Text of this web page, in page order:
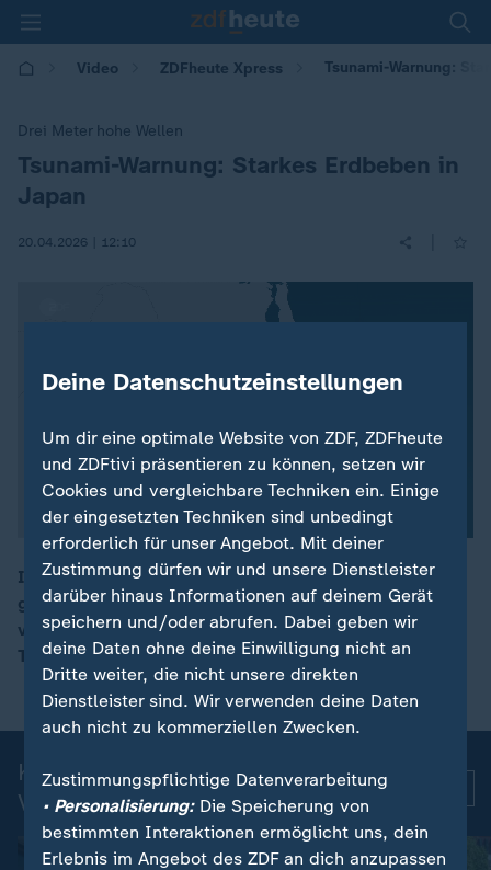
Video ZDFheute Xpress Tsunami-Warnung:
Drei Meter hohe Wellen
:
Tsunami-Warnung: Starkes Erdbeben in
Japan
20.04.2026 | 12:10
00:10
Im Norden Japans hat es ein Erdbeben der Stärke 7,4
gegeben. Die japanische Meteorologiebehörde warnt
vor bis zu drei Meter hohen Wellen. Zudem wurde eine
Tsunami-Warnung ausgesprochen.
Kurznachrichten: Aktuelle
Videos
Deine Datenschutzeinstellungen
Um dir eine optimale Website von ZDF, ZDFheute
und ZDFtivi präsentieren zu können, setzen wir
Cookies und vergleichbare Techniken ein. Einige
der eingesetzten Techniken sind unbedingt
erforderlich für unser Angebot. Mit deiner
Zustimmung dürfen wir und unsere Dienstleister
darüber hinaus Informationen auf deinem Gerät
speichern und/oder abrufen. Dabei geben wir
deine Daten ohne deine Einwilligung nicht an
Dritte weiter, die nicht unsere direkten
Dienstleister sind. Wir verwenden deine Daten
auch nicht zu kommerziellen Zwecken.
Zustimmungspflichtige Datenverarbeitung
• Personalisierung:Die Speicherung von
bestimmten Interaktionen ermöglicht uns, dein
Erlebnis im Angebot des ZDF an dich anzupassen